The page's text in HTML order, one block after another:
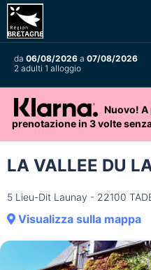
da 06/08/2026 a 07/08/2026
2 adulti 1 alloggio
Nuovo! A
prenotazione in 3 volte
LA VALLEE DU
5 Lieu-Dit Launay - 22100
Visualizza sulla mappa